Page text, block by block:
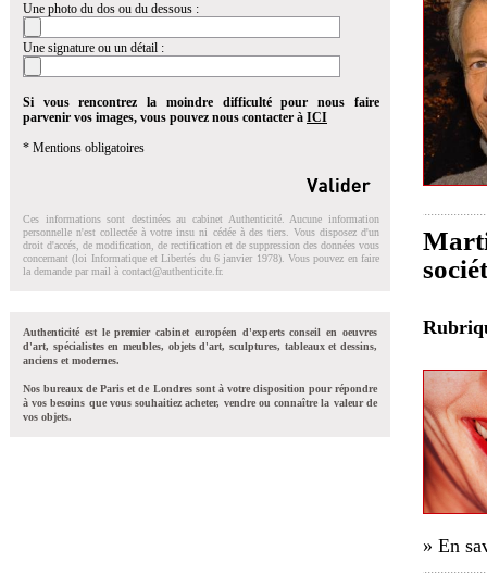
Une photo du dos ou du dessous :
Une signature ou un détail :
Si vous rencontrez la moindre difficulté pour nous faire
parvenir vos images, vous pouvez nous contacter à ICI
* Mentions obligatoires
Ces informations sont destinées au cabinet Authenticité. Aucune information
personnelle n'est collectée à votre insu ni cédée à des tiers. Vous disposez d'un
droit d'accés, de modification, de rectification et de suppression des données vous
concernant (loi Informatique et Libertés du 6 janvier 1978). Vous pouvez en faire
la demande par mail à contact@authenticite.fr.
Authenticité est le premier cabinet européen d'experts conseil en oeuvres
d'art, spécialistes en meubles, objets d'art, sculptures, tableaux et dessins,
anciens et modernes.
Nos bureaux de Paris et de Londres sont à votre disposition pour répondre
à vos besoins que vous souhaitiez acheter, vendre ou connaître la valeur de
vos objets.
» En